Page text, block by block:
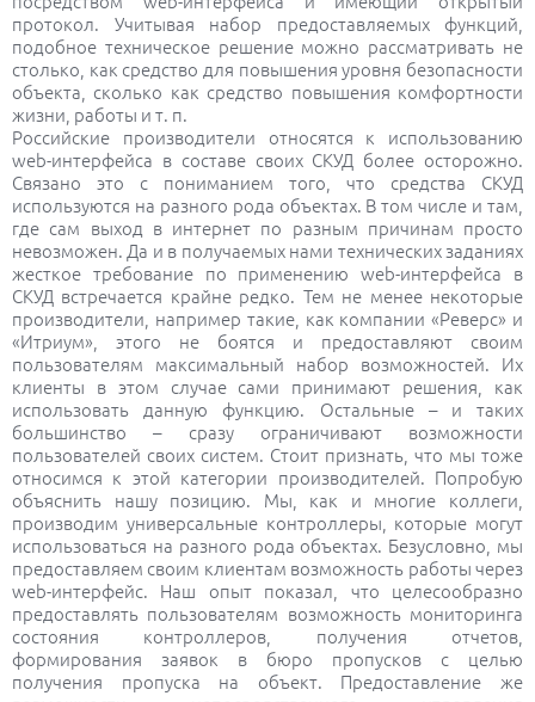
протокол. Учитывая набор предоставляемых функций,
подобное техническое решение можно рассматривать не
столько, как средство для повышения уровня безопасности
объекта, сколько как средство повышения комфортности
жизни, работы и т. п.
Российские производители относятся к использованию
web-интерфейса в составе своих СКУД более осторожно.
Связано это с пониманием того, что средства СКУД
используются на разного рода объектах. В том числе и там,
где сам выход в интернет по разным причинам просто
невозможен. Да и в получаемых нами технических заданиях
жесткое требование по применению web-интерфейса в
СКУД встречается крайне редко. Тем не менее некоторые
производители, например такие, как компании «Реверс» и
«Итриум», этого не боятся и предоставляют своим
пользователям максимальный набор возможностей. Их
клиенты в этом случае сами принимают решения, как
использовать данную функцию. Остальные – и таких
большинство – сразу ограничивают возможности
пользователей своих систем. Стоит признать, что мы тоже
относимся к этой категории производителей. Попробую
объяснить нашу позицию. Мы, как и многие коллеги,
производим универсальные контроллеры, которые могут
использоваться на разного рода объектах. Безусловно, мы
предоставляем своим клиентам возможность работы через
web-интерфейс. Наш опыт показал, что целесообразно
предоставлять пользователям возможность мониторинга
состояния контроллеров, получения отчетов,
формирования заявок в бюро пропусков с целью
получения пропуска на объект. Предоставление же